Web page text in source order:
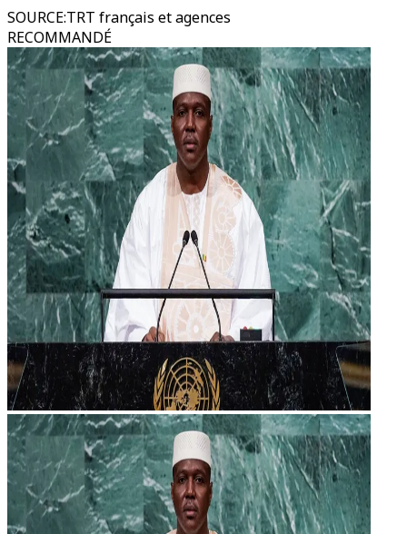
SOURCE:TRT français et agences
RECOMMANDÉ